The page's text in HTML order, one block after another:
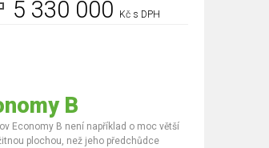
5 330 000 Kč s DPH
B
Economy B není například o moc větší
plochou, než jeho předchůdce